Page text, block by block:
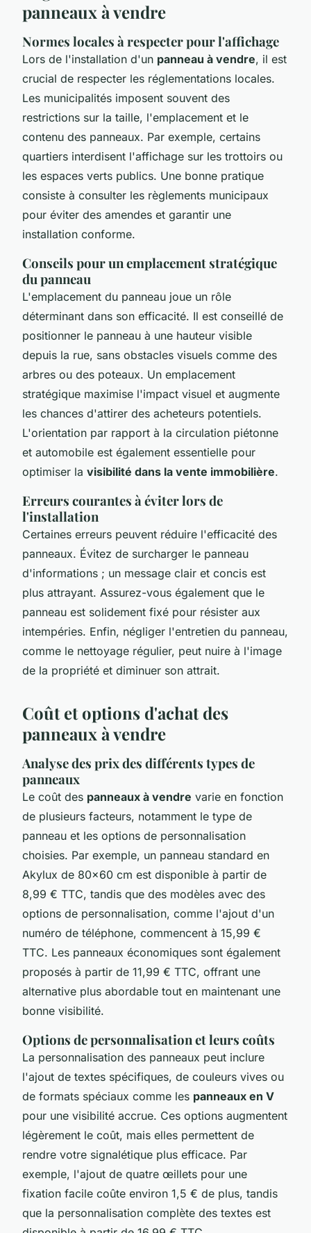
panneaux à vendre
Normes locales à respecter pour l'affichage
Lors de l'installation d'un panneau à vendre, il est
crucial de respecter les réglementations locales.
Les municipalités imposent souvent des
restrictions sur la taille, l'emplacement et le
contenu des panneaux. Par exemple, certains
quartiers interdisent l'affichage sur les trottoirs ou
les espaces verts publics. Une bonne pratique
consiste à consulter les règlements municipaux
pour éviter des amendes et garantir une
installation conforme.
Conseils pour un emplacement stratégique
du panneau
L'emplacement du panneau joue un rôle
déterminant dans son efficacité. Il est conseillé de
positionner le panneau à une hauteur visible
depuis la rue, sans obstacles visuels comme des
arbres ou des poteaux. Un emplacement
stratégique maximise l'impact visuel et augmente
les chances d'attirer des acheteurs potentiels.
L'orientation par rapport à la circulation piétonne
et automobile est également essentielle pour
optimiser la visibilité dans la vente immobilière.
Erreurs courantes à éviter lors de
l'installation
Certaines erreurs peuvent réduire l'efficacité des
panneaux. Évitez de surcharger le panneau
d'informations ; un message clair et concis est
plus attrayant. Assurez-vous également que le
panneau est solidement fixé pour résister aux
intempéries. Enfin, négliger l'entretien du panneau,
comme le nettoyage régulier, peut nuire à l'image
de la propriété et diminuer son attrait.
Coût et options d'achat des
panneaux à vendre
Analyse des prix des différents types de
panneaux
Le coût des panneaux à vendre varie en fonction
de plusieurs facteurs, notamment le type de
panneau et les options de personnalisation
choisies. Par exemple, un panneau standard en
Akylux de 80x60 cm est disponible à partir de
8,99 € TTC, tandis que des modèles avec des
options de personnalisation, comme l'ajout d'un
numéro de téléphone, commencent à 15,99 €
TTC. Les panneaux économiques sont également
proposés à partir de 11,99 € TTC, offrant une
alternative plus abordable tout en maintenant une
bonne visibilité.
Options de personnalisation et leurs coûts
La personnalisation des panneaux peut inclure
l'ajout de textes spécifiques, de couleurs vives ou
de formats spéciaux comme les panneaux en V
pour une visibilité accrue. Ces options augmentent
légèrement le coût, mais elles permettent de
rendre votre signalétique plus efficace. Par
exemple, l'ajout de quatre œillets pour une
fixation facile coûte environ 1,5 € de plus, tandis
que la personnalisation complète des textes est